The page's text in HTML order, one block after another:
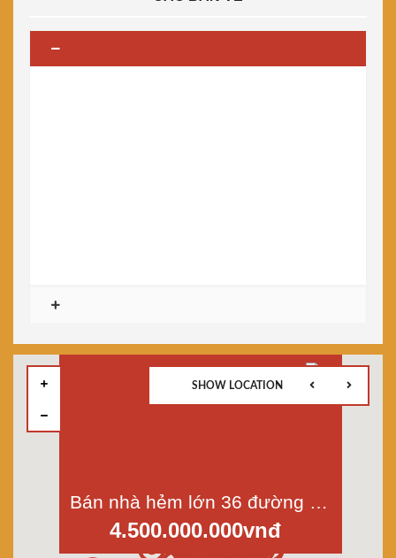
Bán nhà hẻm lớn 36 đường Bùi Tư Toàn, phường An Lạc, quận Bình Tân, dt 4x14m
4.500.000.000vnđ
SHOW LOCATION